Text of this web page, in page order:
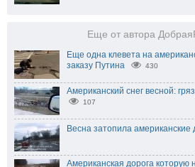
Еще от автора
Еще одна клевета на
заказу Путина
430
Американский снег весной:
107
Весна затопила американские
Американская дорога